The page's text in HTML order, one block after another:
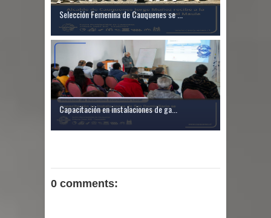
Selección Femenina de Cauquenes se ...
Capacitación en instalaciones de ga...
0 comments: